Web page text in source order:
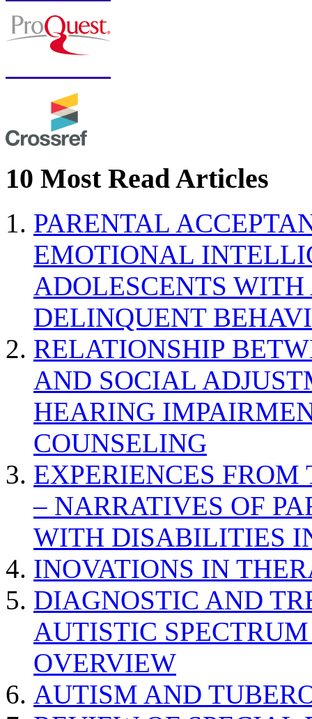
10 Most Read Articles
PARENTAL
EMOTIONAL
ADOLESCENTS
DELINQUENT
RELATIONSHIP
AND SOCIAL
HEARING
COUNSELING
EXPERIENCES
– NARRATIVES OF
WITH DISABILITIES
INOVATIONS IN
DIAGNOSTIC AND
AUTISTIC
OVERVIEW
AUTISM AND